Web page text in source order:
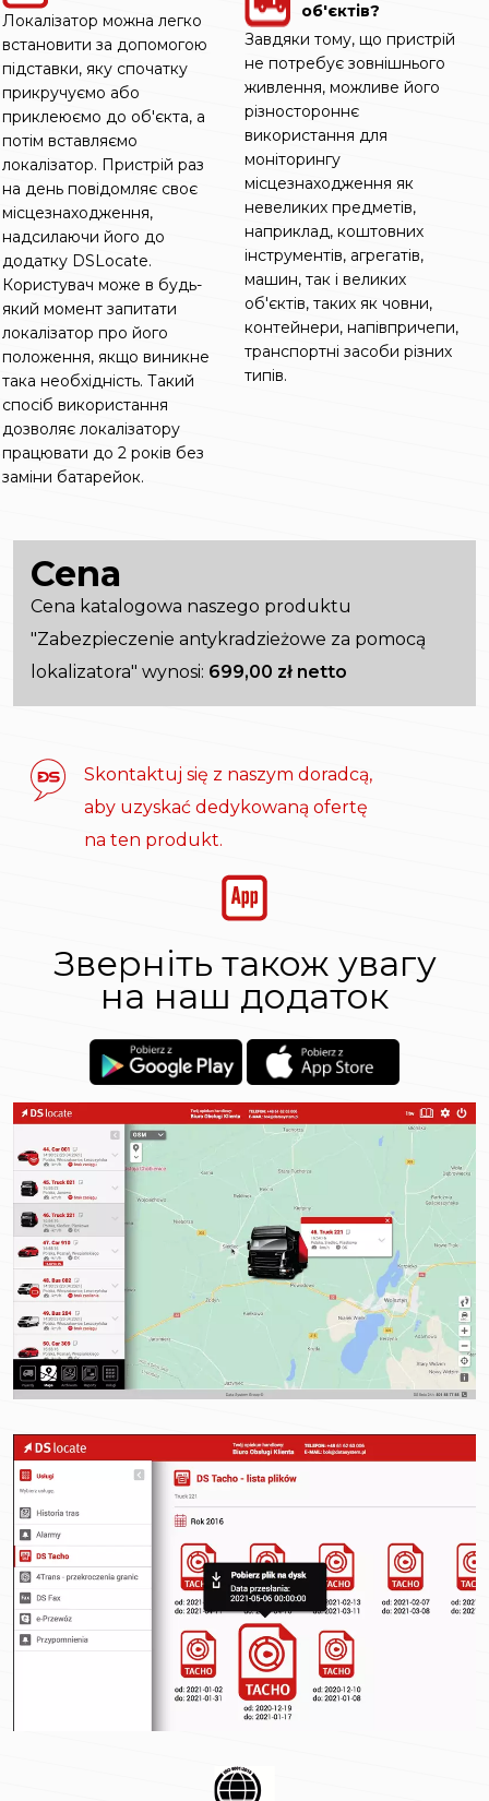
Локалізатор можна легко
встановити за допомогою
підставки, яку спочатку
прикручуємо або
приклеюємо до об'єкта, а
потім вставляємо
локалізатор. Пристрій раз
на день повідомляє своє
місцезнаходження,
надсилаючи його до
додатку DSLocate.
Користувач може в будь-
який момент запитати
локалізатор про його
положення, якщо виникне
така необхідність. Такий
спосіб використання
дозволяє локалізатору
працювати до 2 років без
заміни батарейок.
об'єктів?
Завдяки тому, що пристрій
не потребує зовнішнього
живлення, можливе його
різностороннє
використання для
моніторингу
місцезнаходження як
невеликих предметів,
наприклад, коштовних
інструментів, агрегатів,
машин, так і великих
об'єктів, таких як човни,
контейнери, напівпричепи,
транспортні засоби різних
типів.
Cena
Cena katalogowa naszego produktu
"Zabezpieczenie antykradzieżowe za pomocą
lokalizatora" wynosi: 699,00 zł netto
Skontaktuj się z naszym doradcą,
aby uzyskać dedykowaną ofertę
na ten produkt.
Зверніть також увагу
на наш додаток